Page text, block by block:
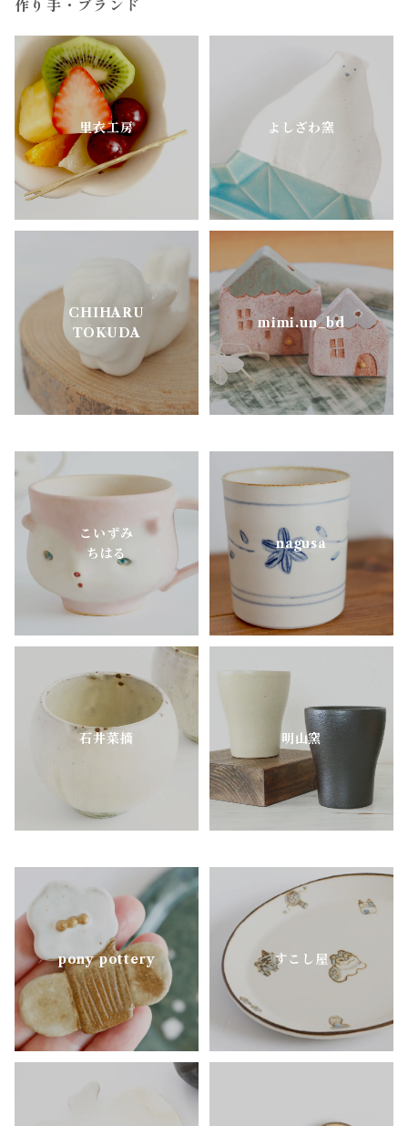
陶房はせがわ
ニシクミ
樋口萌
古谷製陶所
明山窯
よしざわ窯
aobapottery
CHIHARU TOKUDA
MEISTER HAND
mimi.un_bd
nagusa
OKAMA Studio
pony pottery
真鍮・アルミ
どうぶつのうつわ
お花のうつわ
作り手・ブランド
里衣工房 よしざわ窯
CHIHARU
TOKUDA
mimi.un_bd
こいずみ
ちはる
nagusa
石井菜摘 明山窯
pony pottery すこし屋